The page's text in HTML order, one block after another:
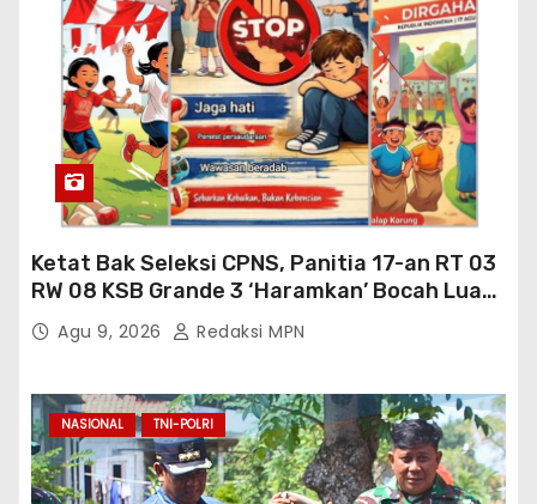
Ketat Bak Seleksi CPNS, Panitia 17-an RT 03
RW 08 KSB Grande 3 ‘Haramkan’ Bocah Luar
RT Ikut Lomba
Agu 9, 2026 Redaksi MPN
NASIONAL TNI-POLRI